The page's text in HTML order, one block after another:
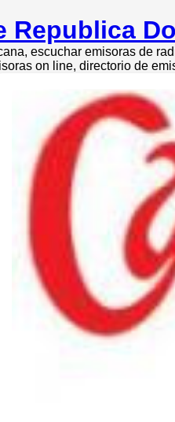
Republica
escuchar emisoras de
on line, directorio de